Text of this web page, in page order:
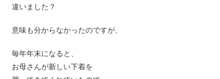
違いました？
意味も分からなかったのですが、
毎年年末になると、
お母さんが新しい下着を